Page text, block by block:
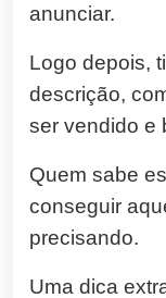
anunciar.
Logo depois,
descrição,
ser vendido e
Quem sabe
conseguir
precisando.
Uma dica